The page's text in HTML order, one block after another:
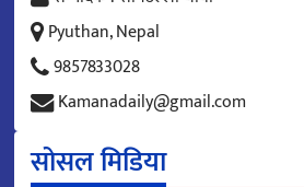
Pyuthan, Nepal
9857833028
Kamanadaily@gmail.com
सोसल मिडिया